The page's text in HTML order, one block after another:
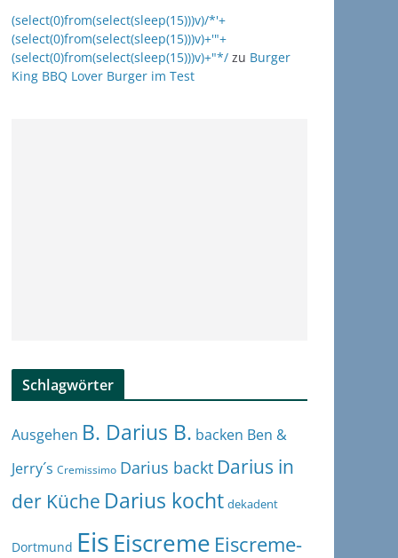
(select(0)from(select(sleep(15)))v)/*'+
(select(0)from(select(sleep(15)))v)+'"+
(select(0)from(select(sleep(15)))v)+"*/ zu Burger
King BBQ Lover Burger im Test
Schlagwörter
Ausgehen B. Darius B. backen Ben &
Jerry´s Cremissimo Darius backt Darius in
der Küche Darius kocht dekadent
Dortmund EisEiscreme Eiscreme-